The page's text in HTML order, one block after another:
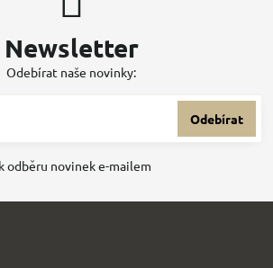
Newsletter
Odebírat naše novinky:
Odebírat
odběru novinek e-mailem